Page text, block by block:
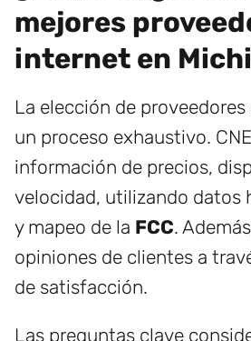
mejores
internet en
La elección de
un proceso exhaustivo.
información de precios,
velocidad, utilizando datos
y mapeo de la FCC.
opiniones de clientes a
de satisfacción.
Las preguntas clave